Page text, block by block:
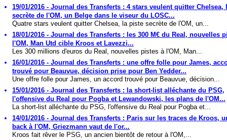
19/01/2016 - Journal des Transferts : 4 stars veulent quitter Chelsea,
secrète de l'OM, un Belge dans le viseur du LOSC...
Quatre stars veulent quitter Chelsea, la piste secrète de l'OM, un...
18/01/2016 - Journal des Transferts : les 300 M€ du Real, nouvelles
l'OM, Man Utd cible Kroos et Lavezzi...
Les 300 millions d'euros du Real, nouvelles pistes à l'OM, Man...
16/01/2016 - Journal des Transferts : une offre folle pour James,
trouvé pour Beauvue, décision prise pour Ben Yedder...
Une offre folle pour James, un accord trouvé pour Beauvue, décision...
15/01/2016 - Journal des Transferts : la short-list alléchante du PSG,
l'offensive du Real pour Pogba et Lewandowski, les plans de l'OM...
La short-list alléchante du PSG, l'offensive du Real pour Pogba et...
14/01/2016 - Journal des Transferts : Paris sur les traces de Kroos,
back à l'OM, Griezmann vaut de l'or...
Kroos fait rêver le PSG, un ancien bientôt de retour à l'OM,...